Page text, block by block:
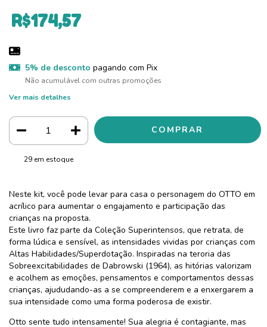
R$174,57
5% de desconto pagando com Pix
Não acumulável com outras promoções
Ver mais detalhes
29em estoque
Neste kit, você pode levar para casa o personagem do OTTO em
acrílico para aumentar o engajamento e participação das
crianças na proposta.
Este livro faz parte da Coleção Superintensos, que retrata, de
forma lúdica e sensível, as intensidades vividas por crianças com
Altas Habilidades/Superdotação. Inspiradas na teroria das
Sobreexcitabilidades de Dabrowski (1964), as hitórias valorizam
e acolhem as emoções, pensamentos e comportamentos dessas
crianças, ajududando-as a se compreenderem e a enxergarem a
sua intensidade como uma forma poderosa de existir.
Otto sente tudo intensamente! Sua alegria é contagiante, mas